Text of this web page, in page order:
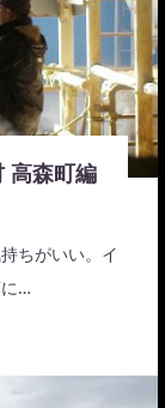
高森町編
ちがいい。イ
…